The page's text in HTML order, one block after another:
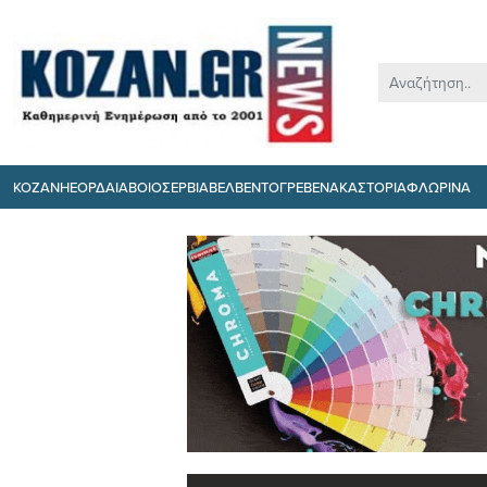
ΚΟΖΑΝΗΕΟΡΔΑΙΑΒΟΙΟΣΕΡΒΙΑΒΕΛΒΕΝΤΟΓΡΕΒΕΝΑΚΑΣΤΟΡΙΑΦΛΩΡΙΝΑ